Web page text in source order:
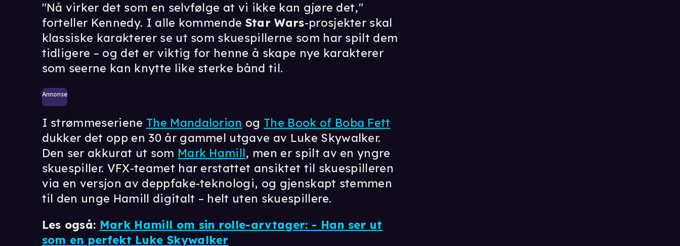
"Nå virker det som en selvfølge at vi ikke kan gjøre det,"
forteller Kennedy. I alle kommende Star Wars-prosjekter skal
klassiske karakterer se ut som skuespillerne som har spilt dem
tidligere – og det er viktig for henne å skape nye karakterer
som seerne kan knytte like sterke bånd til.
Annonse
I strømmeseriene The Mandalorian og The Book of Boba Fett
dukker det opp en 30 år gammel utgave av Luke Skywalker.
Den ser akkurat ut som Mark Hamill, men er spilt av en yngre
skuespiller. VFX-teamet har erstattet ansiktet til skuespilleren
via en versjon av deppfake-teknologi, og gjenskapt stemmen
til den unge Hamill digitalt – helt uten skuespillere.
Les også: Mark Hamill om sin rolle-arvtager: - Han ser ut
som en perfekt Luke Skywalker